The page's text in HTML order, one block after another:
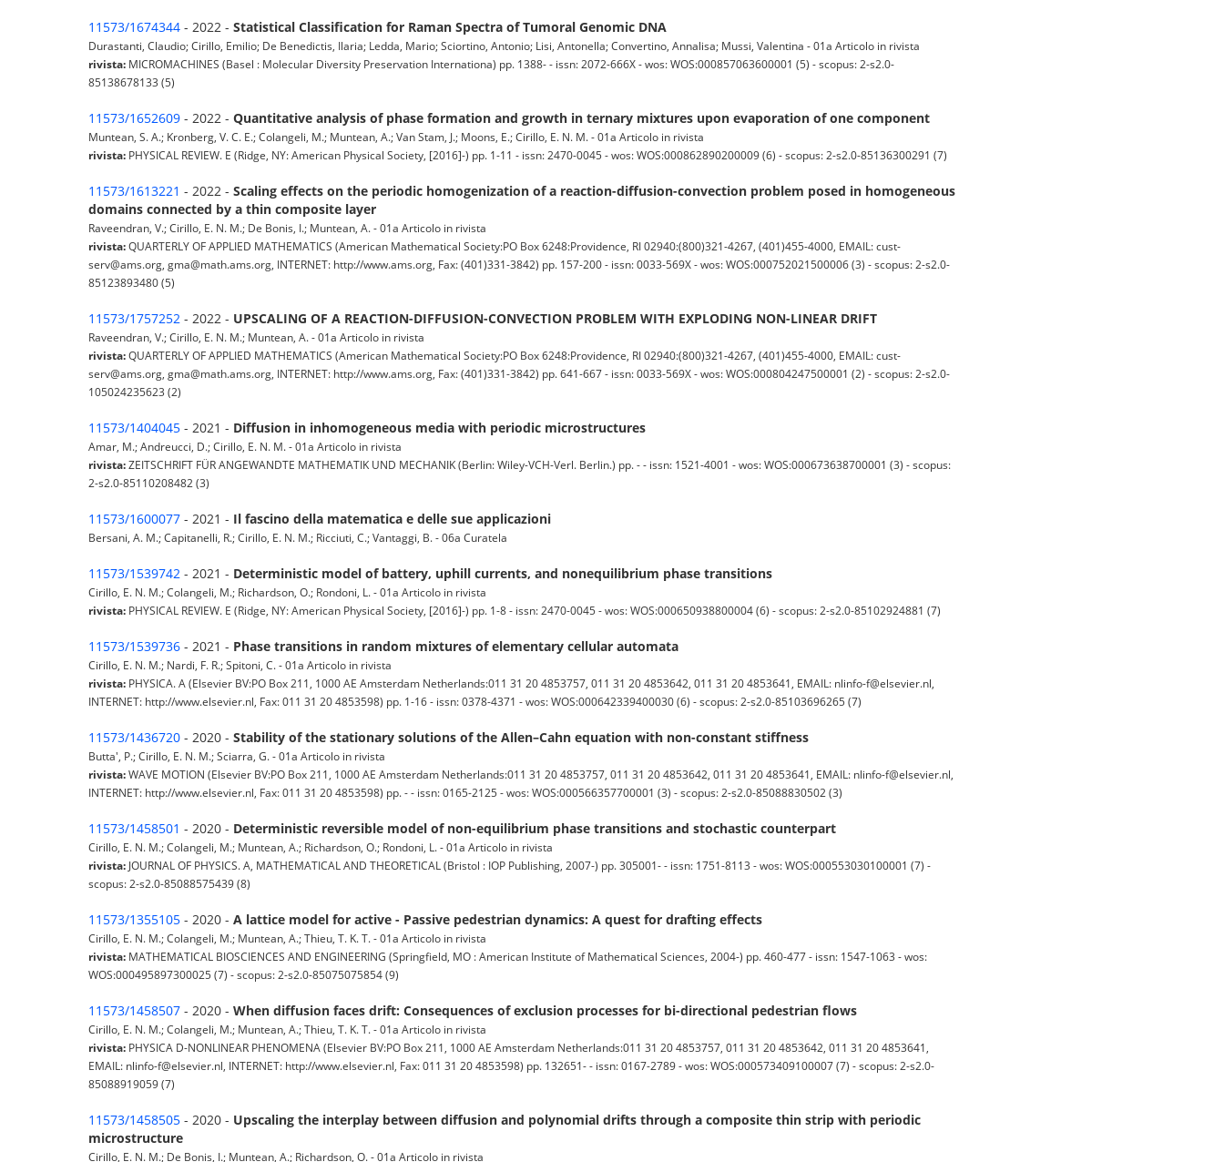
11573/1674344 - 2022 - Statistical Classification for Raman Spectra of Tumoral Genomic DNA
Durastanti, Claudio; Cirillo, Emilio; De Benedictis, Ilaria; Ledda, Mario; Sciortino, Antonio; Lisi, Antonella; Convertino, Annalisa; Mussi, Valentina - 01a Articolo in rivista
rivista: MICROMACHINES (Basel : Molecular Diversity Preservation Internationa) pp. 1388- - issn: 2072-666X - wos: WOS:000857063600001 (5) - scopus: 2-s2.0-
85138678133 (5)
11573/1652609 - 2022 - Quantitative analysis of phase formation and growth in ternary mixtures upon evaporation of one component
Muntean, S. A.; Kronberg, V. C. E.; Colangeli, M.; Muntean, A.; Van Stam, J.; Moons, E.; Cirillo, E. N. M. - 01a Articolo in rivista
rivista: PHYSICAL REVIEW. E (Ridge, NY: American Physical Society, [2016]-) pp. 1-11 - issn: 2470-0045 - wos: WOS:000862890200009 (6) - scopus: 2-s2.0-85136300291 (7)
11573/1613221 - 2022 - Scaling effects on the periodic homogenization of a reaction-diffusion-convection problem posed in homogeneous
domains connected by a thin composite layer
Raveendran, V.; Cirillo, E. N. M.; De Bonis, I.; Muntean, A. - 01a Articolo in rivista
rivista:QUARTERLY OF APPLIED MATHEMATICS (American Mathematical Society:PO Box 6248:Providence, RI 02940:(800)321-4267, (401)455-4000, EMAIL: cust-
serv@ams.org, gma@math.ams.org, INTERNET: http://www.ams.org, Fax: (401)331-3842) pp. 157-200 - issn: 0033-569X - wos: WOS:000752021500006 (3) - scopus: 2-s2.0-
85123893480 (5)
11573/1757252 - 2022 - UPSCALING OF A REACTION-DIFFUSION-CONVECTION PROBLEM WITH EXPLODING NON-LINEAR DRIFT
Raveendran, V.; Cirillo, E. N. M.; Muntean, A. - 01a Articolo in rivista
rivista:QUARTERLY OF APPLIED MATHEMATICS (American Mathematical Society:PO Box 6248:Providence, RI 02940:(800)321-4267, (401)455-4000, EMAIL: cust-
serv@ams.org, gma@math.ams.org, INTERNET: http://www.ams.org, Fax: (401)331-3842) pp. 641-667 - issn: 0033-569X - wos: WOS:000804247500001 (2) - scopus: 2-s2.0-
105024235623 (2)
11573/1404045 - 2021 - Diffusion in inhomogeneous media with periodic microstructures
Amar, M.; Andreucci, D.; Cirillo, E. N. M. - 01a Articolo in rivista
rivista:ZEITSCHRIFT FÜR ANGEWANDTE MATHEMATIK UND MECHANIK (Berlin: Wiley-VCH-Verl. Berlin.) pp. - - issn: 1521-4001 - wos: WOS:000673638700001 (3) - scopus:
2-s2.0-85110208482 (3)
11573/1600077 - 2021 - Il fascino della matematica e delle sue applicazioni
Bersani, A. M.; Capitanelli, R.; Cirillo, E. N. M.; Ricciuti, C.; Vantaggi, B. - 06a Curatela
11573/1539742 - 2021 - Deterministic model of battery, uphill currents, and nonequilibrium phase transitions
Cirillo, E. N. M.; Colangeli, M.; Richardson, O.; Rondoni, L. - 01a Articolo in rivista
rivista: PHYSICAL REVIEW. E (Ridge, NY: American Physical Society, [2016]-) pp. 1-8 - issn: 2470-0045 - wos: WOS:000650938800004 (6) - scopus: 2-s2.0-85102924881 (7)
11573/1539736 - 2021 - Phase transitions in random mixtures of elementary cellular automata
Cirillo, E. N. M.; Nardi, F. R.; Spitoni, C. - 01a Articolo in rivista
rivista: PHYSICA. A (Elsevier BV:PO Box 211, 1000 AE Amsterdam Netherlands:011 31 20 4853757, 011 31 20 4853642, 011 31 20 4853641, EMAIL: nlinfo-f@elsevier.nl,
INTERNET: http://www.elsevier.nl, Fax: 011 31 20 4853598) pp. 1-16 - issn: 0378-4371 - wos: WOS:000642339400030 (6) - scopus: 2-s2.0-85103696265 (7)
11573/1436720 - 2020 - Stability of the stationary solutions of the Allen–Cahn equation with non-constant stiffness
Butta', P.; Cirillo, E. N. M.; Sciarra, G. - 01a Articolo in rivista
rivista:WAVE MOTION (Elsevier BV:PO Box 211, 1000 AE Amsterdam Netherlands:011 31 20 4853757, 011 31 20 4853642, 011 31 20 4853641, EMAIL: nlinfo-f@elsevier.nl,
INTERNET: http://www.elsevier.nl, Fax: 011 31 20 4853598) pp. - - issn: 0165-2125 - wos: WOS:000566357700001 (3) - scopus: 2-s2.0-85088830502 (3)
11573/1458501 - 2020 - Deterministic reversible model of non-equilibrium phase transitions and stochastic counterpart
Cirillo, E. N. M.; Colangeli, M.; Muntean, A.; Richardson, O.; Rondoni, L. - 01a Articolo in rivista
rivista: JOURNAL OF PHYSICS. A, MATHEMATICAL AND THEORETICAL (Bristol : IOP Publishing, 2007-) pp. 305001- - issn: 1751-8113 - wos: WOS:000553030100001 (7) -
scopus: 2-s2.0-85088575439 (8)
11573/1355105 - 2020 - A lattice model for active - Passive pedestrian dynamics: A quest for drafting effects
Cirillo, E. N. M.; Colangeli, M.; Muntean, A.; Thieu, T. K. T. - 01a Articolo in rivista
rivista: MATHEMATICAL BIOSCIENCES AND ENGINEERING (Springfield, MO : American Institute of Mathematical Sciences, 2004-) pp. 460-477 - issn: 1547-1063 - wos:
WOS:000495897300025 (7) - scopus: 2-s2.0-85075075854 (9)
11573/1458507 - 2020 - When diffusion faces drift: Consequences of exclusion processes for bi-directional pedestrian flows
Cirillo, E. N. M.; Colangeli, M.; Muntean, A.; Thieu, T. K. T. - 01a Articolo in rivista
rivista: PHYSICA D-NONLINEAR PHENOMENA (Elsevier BV:PO Box 211, 1000 AE Amsterdam Netherlands:011 31 20 4853757, 011 31 20 4853642, 011 31 20 4853641,
EMAIL: nlinfo-f@elsevier.nl, INTERNET: http://www.elsevier.nl, Fax: 011 31 20 4853598) pp. 132651- - issn: 0167-2789 - wos: WOS:000573409100007 (7) - scopus: 2-s2.0-
85088919059 (7)
11573/1458505 - 2020 - Upscaling the interplay between diffusion and polynomial drifts through a composite thin strip with periodic
microstructure
Cirillo, E. N. M.; De Bonis, I.; Muntean, A.; Richardson, O. - 01a Articolo in rivista